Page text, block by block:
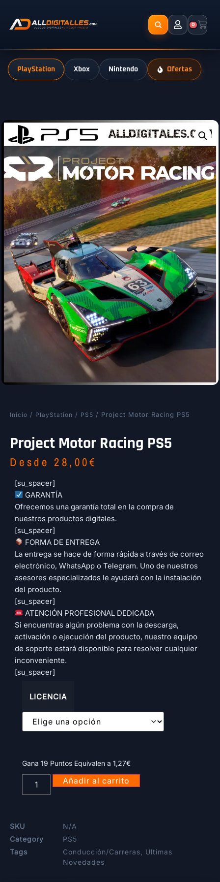
0
PlayStation Xbox Nintendo Ofertas
Inicio / PlayStation / PS5 / Project Motor Racing PS5
Project Motor Racing PS5
Desde 28,00€
[su_spacer]
​ GARANTÍA
Ofrecemos una garantía total en la compra de
nuestros productos digitales.
[su_spacer]
​ FORMA DE ENTREGA
La entrega se hace de forma rápida a través de correo
electrónico, WhatsApp o Telegram. Uno de nuestros
asesores especializados le ayudará con la instalación
del producto.
[su_spacer]
​ ATENCIÓN PROFESIONAL DEDICADA
Si encuentras algún problema con la descarga,
activación o ejecución del producto, nuestro equipo
de soporte estará disponible para resolver cualquier
inconveniente.
[su_spacer]
LICENCIA
Gana 19 Puntos Equivalen a 1,27€
Añadir al carrito
SKU
N/A
Category
PS5
Tags
Conducción/Carreras
Ultimas
Novedades